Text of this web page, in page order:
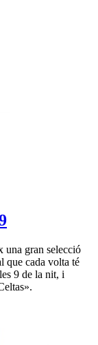
una gran selecció
que cada volta té
9 de la nit, i